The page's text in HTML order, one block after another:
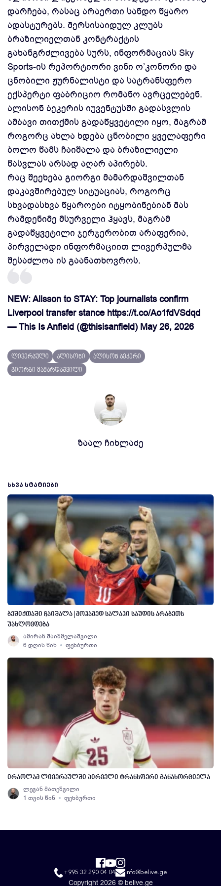
დარჩება, რასაც არაერთი სანდო წყარო
ადასტურებს. მერსისაიდულ კლუბს
ბრაზილიელთან კონტრაქტის
გახანგრძლივება სურს, ინფორმაციას Sky
Sports-ის რეპორტიორი ვინი ო’კონორი და
ცნობილი ჟურნალისტი და სატრანსფერო
ექსპერტი ფაბრიციო რომანო ავრცელებენ.
ალისონ ბეკერის იუვენტუსში გადასვლის
ამბავი თითქმის გადაწყვეტილი იყო, მაგრამ
როგორც ახლა ხდება ცნობილი ყველაფერი
ბოლო წამს ჩაიშალა და ბრაზილიელი
წასვლას არსად აღარ აპირებს.
რაც შეეხება გიორგი მამარდაშვილთან
დაკავშირებულ სიტუაციას, როგორც
სხვადასხვა წყაროები იტყობინებიან მას
რამდენიმე მსურველი ჰყავს, მაგრამ
გადაწყვეტილი ჯერჯერობით არაფერია,
პირველადი ინფორმაციით ლივერპულმა
შესაძლოა ის გაანათხოვროს.
NEW: Alisson to STAY: Top journalists confirm
Liverpool transfer stance https://t.co/Ao1fdVSdqd
— This Is Anfield (@thisisanfield) May 26, 2026
ლივერპული ალისონი
ალისონ ბეკერი
გიორგი მამარდაშვილი
ზაალ ჩიხლაძე
ᲡᲮᲕᲐ ᲡᲢᲐᲢᲘᲔᲑᲘ
ბეშიქთაში ჩაიშალა | მოჰამედ სალაჰი საუდის არაბეთს
უახლოვდება
ამირან შაიშმელაშვილი
6 დღის წინ
ფეხბურთი
ირაოლამ ლივერპულში პირველი ტრანსფერი განახორციელა
ლევან მათეშვილი
1 თვის წინ
ფეხბურთი
+995 32 290 04 04 info@belive.ge
Copyright 2026 © belive.ge